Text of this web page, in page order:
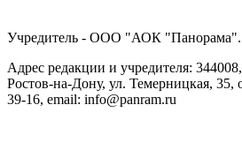
Учредитель - ООО "АОК "Панорама".
Адрес редакции и учредителя:
Ростов-на-Дону, ул. Темерницкая, 35,
39-16, email: info@panram.ru